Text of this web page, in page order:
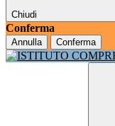
Chiudi
Conferma
Annulla Conferma